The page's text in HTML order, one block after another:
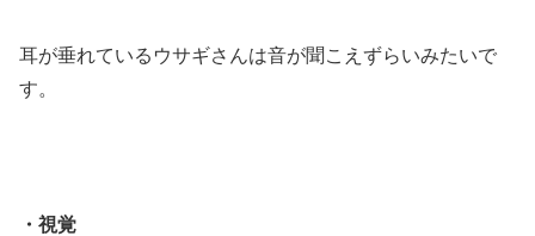
耳が垂れているウサギさんは音が聞こえずらいみたいで
す。
・視覚